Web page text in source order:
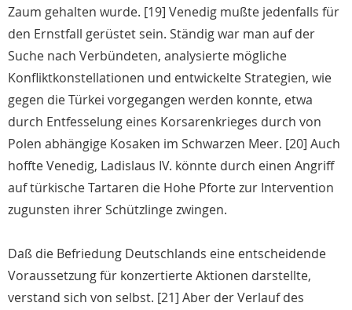
Zaum gehalten wurde. [19] Venedig mußte jedenfalls für
den Ernstfall gerüstet sein. Ständig war man auf der
Suche nach Verbündeten, analysierte mögliche
Konfliktkonstellationen und entwickelte Strategien, wie
gegen die Türkei vorgegangen werden konnte, etwa
durch Entfesselung eines Korsarenkrieges durch von
Polen abhängige Kosaken im Schwarzen Meer. [20] Auch
hoffte Venedig, Ladislaus IV. könnte durch einen Angriff
auf türkische Tartaren die Hohe Pforte zur Intervention
zugunsten ihrer Schützlinge zwingen.
Daß die Befriedung Deutschlands eine entscheidende
Voraussetzung für konzertierte Aktionen darstellte,
verstand sich von selbst. [21] Aber der Verlauf des